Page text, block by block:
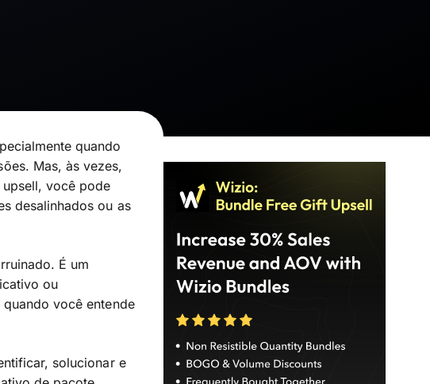
quando
Mas, às vezes,
você pode
desalinhados ou as
É um
ou
você entende
solucionar e